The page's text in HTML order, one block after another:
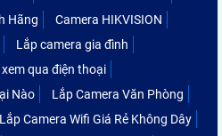
Hãng
Camera HIKVISION
Lắp camera gia đình
qua điện thoại
Nào
Lắp Camera Văn Phòng
Lắp Camera Wifi Giá Rẻ Không Dây